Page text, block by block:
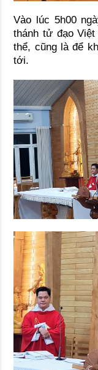
Vào lúc 5h00
thánh tử đạo
thể, cũng là để
tới.